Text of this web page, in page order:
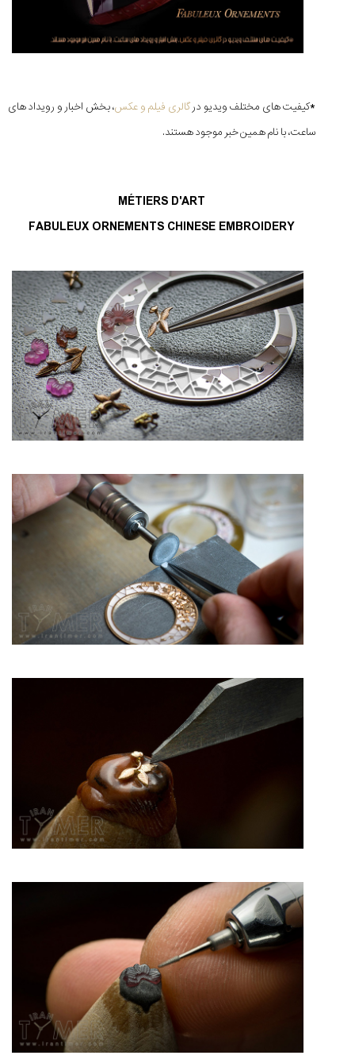
*کیفیت های مختلف ویدیو درگالری فیلم و عکس، بخش اخبار و رویداد های
ساعت، با نام همین خبر موجود هستند.
MÉTIERS D'ART
FABULEUX ORNEMENTS CHINESE EMBROIDERY